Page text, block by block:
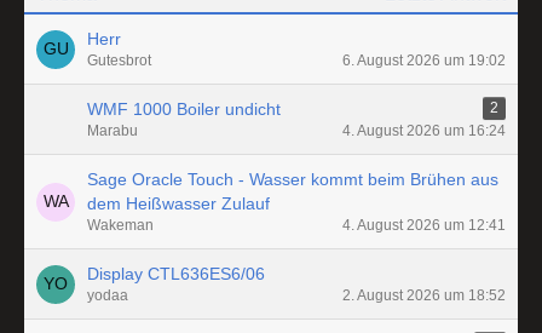
Herr
Gutesbrot 6. August 2026 um 19:02
WMF 1000 Boiler undicht
2
Marabu
4. August 2026 um 16:24
Sage Oracle Touch - Wasser kommt beim Brühen aus
dem Heißwasser Zulauf
Wakeman 4. August 2026 um 12:41
Display CTL636ES6/06
yodaa 2. August 2026 um 18:52